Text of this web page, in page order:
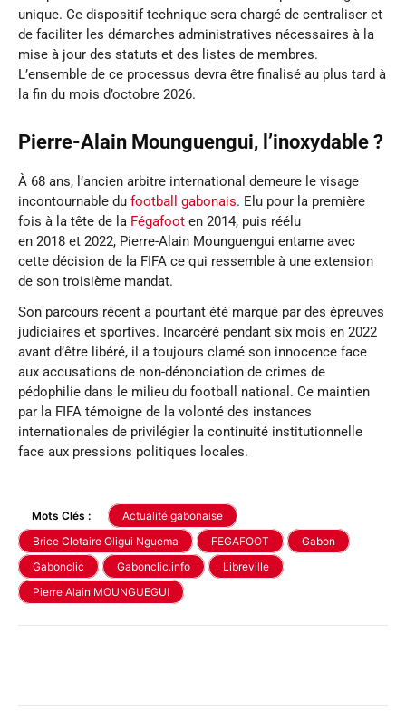
unique. Ce dispositif technique sera chargé de centraliser et
de faciliter les démarches administratives nécessaires à la
mise à jour des statuts et des listes de membres.
L’ensemble de ce processus devra être finalisé au plus tard à
la fin du mois d’octobre 2026.
Pierre-Alain Mounguengui, l’inoxydable ?
À 68 ans, l’ancien arbitre international demeure le visage
incontournable du football gabonais. Elu pour la première
fois à la tête de la Fégafoot en 2014, puis réélu
en 2018 et 2022, Pierre-Alain Mounguengui entame avec
cette décision de la FIFA ce qui ressemble à une extension
de son troisième mandat.
Son parcours récent a pourtant été marqué par des épreuves
judiciaires et sportives. Incarcéré pendant six mois en 2022
avant d’être libéré, il a toujours clamé son innocence face
aux accusations de non-dénonciation de crimes de
pédophilie dans le milieu du football national. Ce maintien
par la FIFA témoigne de la volonté des instances
internationales de privilégier la continuité institutionnelle
face aux pressions politiques locales.
Mots Clés :
Actualité gabonaise
Brice Clotaire Oligui Nguema
FEGAFOOT
Gabon
Gabonclic
Gabonclic.info
Libreville
Pierre Alain MOUNGUEGUI